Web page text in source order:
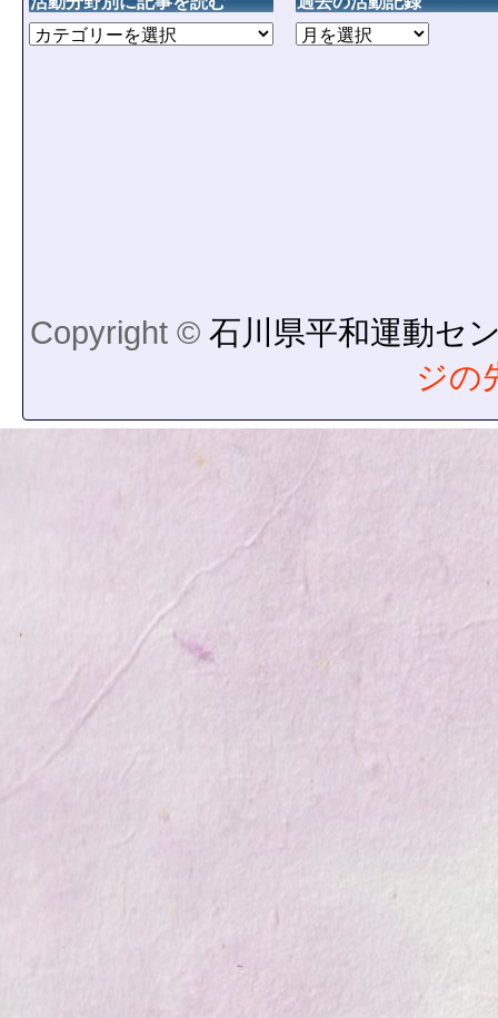
Copyright © 石川県平和運動セ
ジの